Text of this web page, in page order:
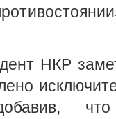
НКР